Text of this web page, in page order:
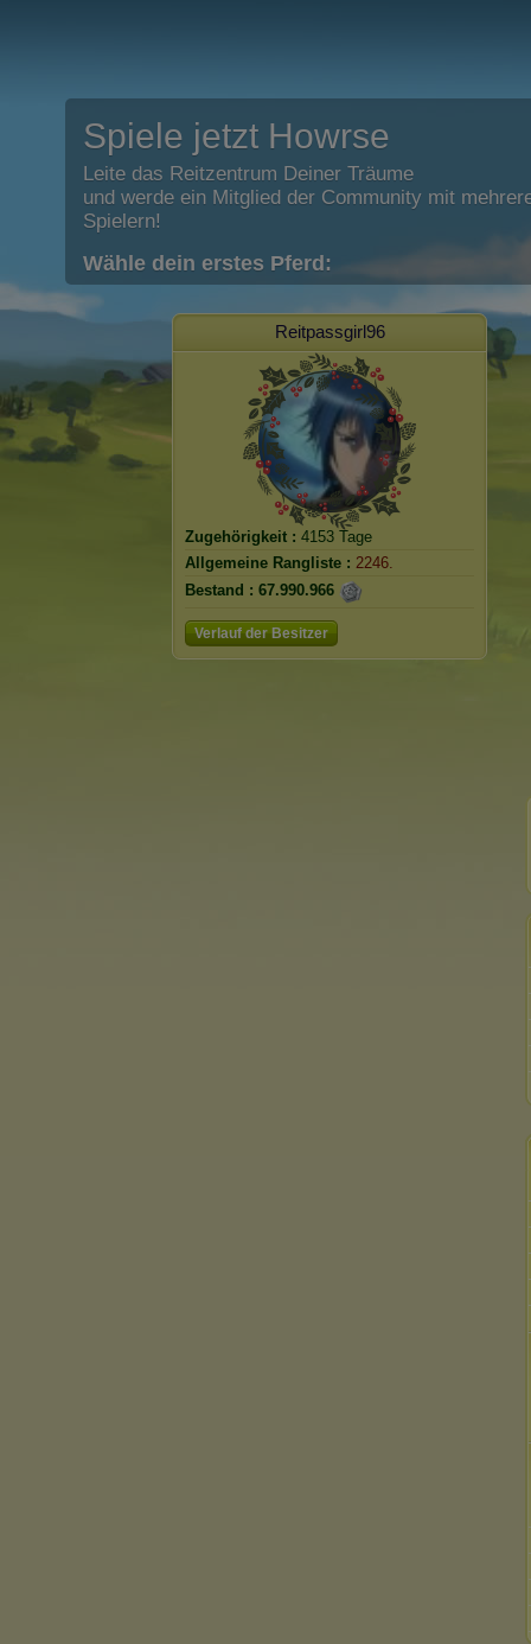
Spiele jetzt Howrse
Leite das Reitzentrum Deiner Träume
und werde ein Mitglied der Community mit
Spielern!
Wähle dein erstes Pferd:
Reitpassgirl96
Zugehörigkeit : 4153 Tage
Allgemeine Rangliste : 2246.
Bestand : 67.990.966
Verlauf der Besitzer